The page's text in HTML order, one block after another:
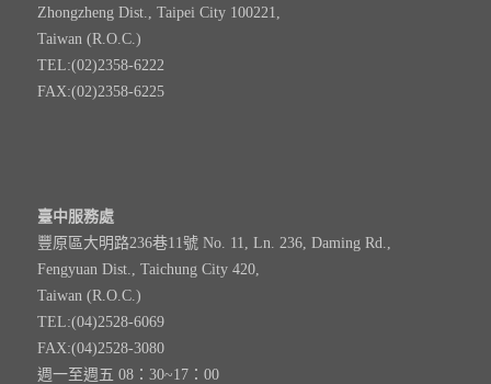
Zhongzheng Dist., Taipei City 100221,
Taiwan (R.O.C.)
TEL:(02)2358-6222
FAX:(02)2358-6225
臺中服務處
豐原區大明路236巷11號 No. 11, Ln. 236, Daming Rd.,
Fengyuan Dist., Taichung City 420,
Taiwan (R.O.C.)
TEL:(04)2528-6069
FAX:(04)2528-3080
週一至週五 08：30~17：00